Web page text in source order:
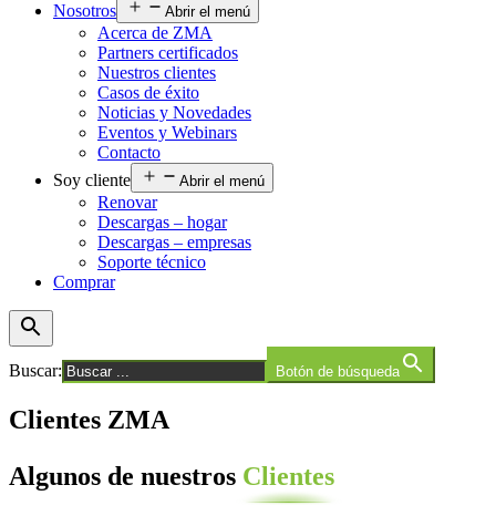
Nosotros
Abrir el menú
Acerca de ZMA
Partners certificados
Nuestros clientes
Casos de éxito
Noticias y Novedades
Eventos y Webinars
Contacto
Soy cliente
Abrir el menú
Renovar
Descargas – hogar
Descargas – empresas
Soporte técnico
Comprar
Buscar: Botón de búsqueda
Clientes ZMA
Algunos de nuestros Clientes